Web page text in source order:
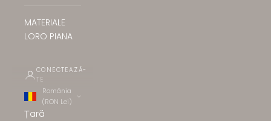
MATERIALE
LORO PIANA
CONECTEAZĂ-
TE
România
(RON Lei)
Țară